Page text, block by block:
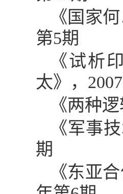
《国家
第5期
《试析
太》， 2007
《两种
《军事
期
《东亚